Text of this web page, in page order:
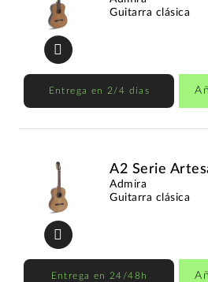
Guitarra clásica
Entrega en 2/4 días
A2 Serie
Admira
Guitarra clásica
Entrega en 24/48h